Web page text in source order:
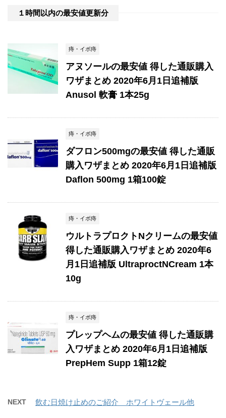
１時間以内の最安値更新分
痔・イボ痔
アヌソールの最安値 得した通販購入
ワザまとめ 2020年6月1日追補版
Anusol 軟膏 1本25g
痔・イボ痔
ダフロン500mgの最安値 得した通販
購入ワザまとめ 2020年6月1日追補版
Daflon 500mg 1箱100錠
痔・イボ痔
ウルトラプロクトNクリームの最安値
得した通販購入ワザまとめ 2020年6
月1日追補版 UltraproctNCream 1本
10g
痔・イボ痔
プレップヘムの最安値 得した通販購
入ワザまとめ 2020年6月1日追補版
PrepHem Supp 1箱12錠
NEXT 飲む日焼け止めのご紹介 ホワイトヴェール他